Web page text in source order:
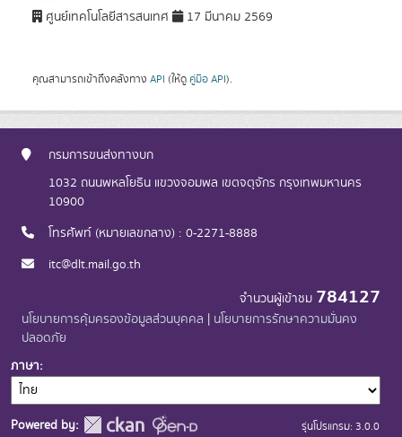
ศูนย์เทคโนโลยีสารสนเทศ 17 มีนาคม 2569
คุณสามารถเข้าถึงคลังทาง API (ให้ดู คู่มือ API).
กรมการขนส่งทางบก
1032 ถนนพหลโยธิน แขวงจอมพล เขตจตุจักร กรุงเทพมหานคร
10900
โทรศัพท์ (หมายเลขกลาง) : 0-2271-8888
itc@dlt.mail.go.th
จำนวนผู้เข้าชม 784127
นโยบายการคุ้มครองข้อมูลส่วนบุคคล | นโยบายการรักษาความมั่นคง
ปลอดภัย
ภาษา
Powered by:
รุ่นโปรแกรม: 3.0.0